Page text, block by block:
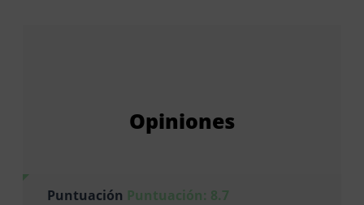
Opiniones
Puntuación Puntuación: 8.7